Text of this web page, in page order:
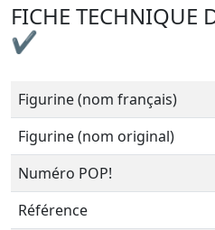
FICHE TECHNIQUE
✔
Figurine (nom français)
Figurine (nom original)
Numéro POP!
Référence